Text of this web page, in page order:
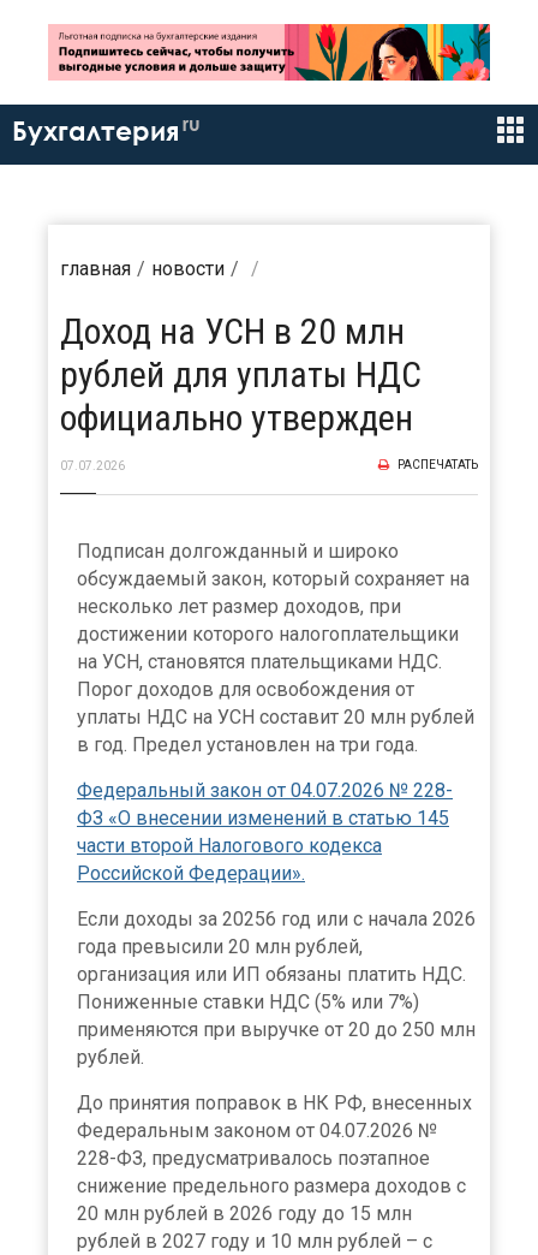
Бухгалтерия ru
главная новости
Доход на УСН в 20 млн
рублей для уплаты НДС
официально утвержден
07.07.2026 РАСПЕЧАТАТЬ
Подписан долгожданный и широко
обсуждаемый закон, который сохраняет на
несколько лет размер доходов, при
достижении которого налогоплательщики
на УСН, становятся плательщиками НДС.
Порог доходов для освобождения от
уплаты НДС на УСН составит 20 млн рублей
в год. Предел установлен на три года.
Федеральный закон от 04.07.2026 № 228-
ФЗ «О внесении изменений в статью 145
части второй Налогового кодекса
Российской Федерации».
Если доходы за 20256 год или с начала 2026
года превысили 20 млн рублей,
организация или ИП обязаны платить НДС.
Пониженные ставки НДС (5% или 7%)
применяются при выручке от 20 до 250 млн
рублей.
До принятия поправок в НК РФ, внесенных
Федеральным законом от 04.07.2026 №
228-ФЗ, предусматривалось поэтапное
снижение предельного размера доходов с
20 млн рублей в 2026 году до 15 млн
рублей в 2027 году и 10 млн рублей – с